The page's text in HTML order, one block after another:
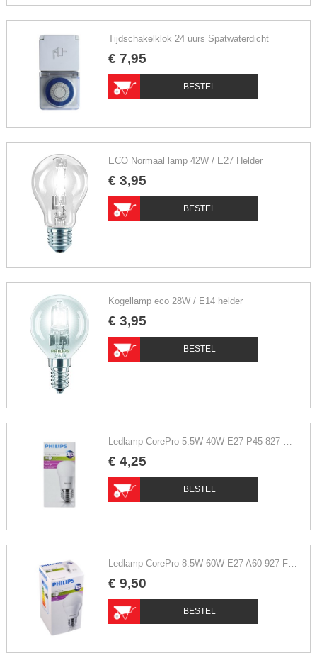
Tijdschakelklok 24 uurs Spatwaterdicht
€ 7,95
BESTEL
ECO Normaal lamp 42W / E27 Helder
€ 3,95
BESTEL
Kogellamp eco 28W / E14 helder
€ 3,95
BESTEL
€ 4,25
BESTEL
Ledlamp CorePro 8.5W-60W E27 A60 927 FR extra warm wit dimbaar
€ 9,50
BESTEL